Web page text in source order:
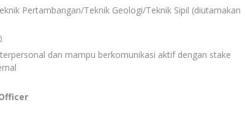
Pertambangan/Teknik Geologi/Teknik Sipil (diutamakan
dan mampu berkomunikasi aktif dengan stake